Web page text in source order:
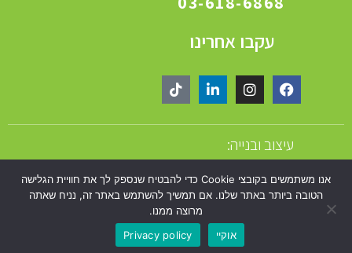
עקבו אחרינו
עיצוב ובנייה:
Made with by Astrateg
אנו משתמשים בקובצי Cookie כדי להבטיח שנספק לך את חוויית הגלישה
הטובה ביותר באתר שלנו. אם תמשיך להשתמש באתר זה, נניח שאתה
מרוצה ממנו.
אוקיי
Privacy policy